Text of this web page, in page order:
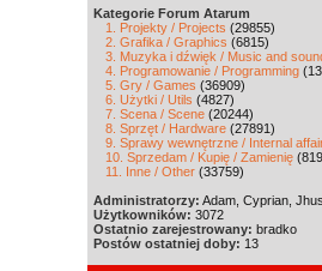
Kategorie Forum Atarum
1. Projekty / Projects (29855)
2. Grafika / Graphics (6815)
3. Muzyka i dźwięk / Music and
4. Programowanie / Programming
5. Gry / Games (36909)
6. Użytki / Utils (4827)
7. Scena / Scene (20244)
8. Sprzęt / Hardware (27891)
9. Sprawy wewnętrzne / Internal
10. Sprzedam / Kupię / Zamienię
11. Inne / Other (33759)
Administratorzy: Adam, Cyprian,
Użytkowników: 3072
Ostatnio zarejestrowany: bradko
Postów ostatniej doby: 13